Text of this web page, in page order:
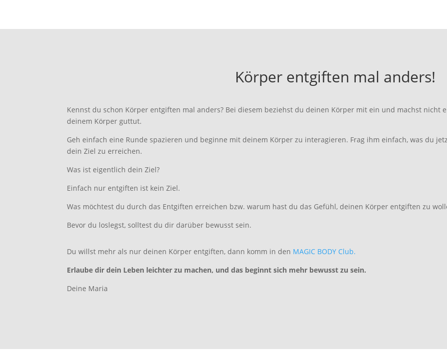
Körper entgiften mal anders!
Kennst du schon Körper entgiften mal anders? Bei diesem beziehst du deinen Körper mit ein und machst nicht
deinem Körper guttut.
Geh einfach eine Runde spazieren und beginne mit deinem Körper zu interagieren. Frag ihm einfach, was du
dein Ziel zu erreichen.
Was ist eigentlich dein Ziel?
Einfach nur entgiften ist kein Ziel.
Was möchtest du durch das Entgiften erreichen bzw. warum hast du das Gefühl, deinen Körper entgiften zu
Bevor du loslegst, solltest du dir darüber bewusst sein.
Du willst mehr als nur deinen Körper entgiften, dann komm in den MAGIC BODY Club.
Erlaube dir dein Leben leichter zu machen, und das beginnt sich mehr bewusst zu sein.
Deine Maria